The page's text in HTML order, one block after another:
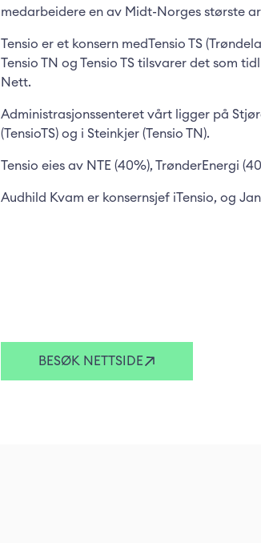
medarbeidere en av Midt-Norges største
Tensio er et konsern medTensio TS
Tensio TN og Tensio TS tilsvarer det som
Nett.
Administrasjonssenteret vårt ligger på
(TensioTS) og i Steinkjer (Tensio TN).
Tensio eies av NTE (40%), TrønderEnergi
Audhild Kvam er konsernsjef iTensio, og
BESØK NETTSIDE